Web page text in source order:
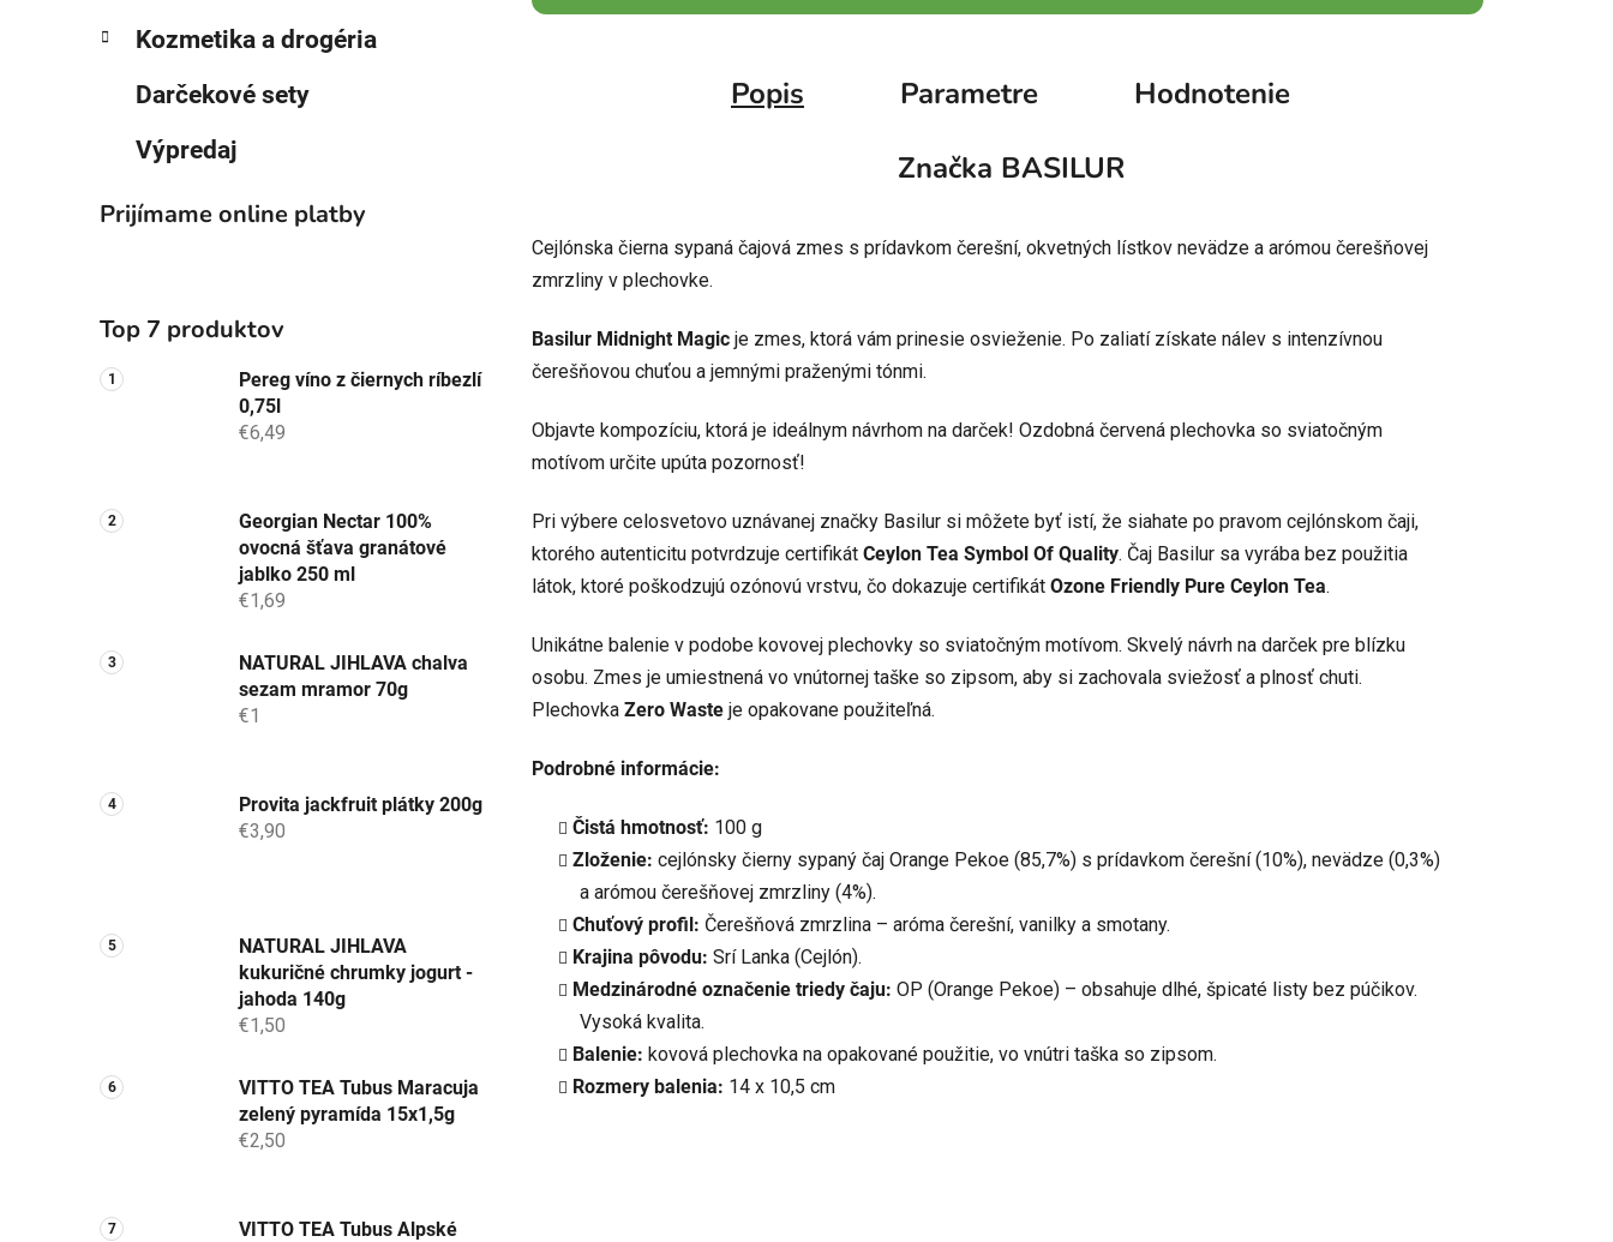
Kozmetika a drogéria
Darčekové sety
Výpredaj
Prijímame online platby
Top 7 produktov
Pereg víno z čiernych ríbezlí
0,75l
€6,49
Georgian Nectar 100%
ovocná šťava granátové
jablko 250 ml
€1,69
NATURAL JIHLAVA chalva
sezam mramor 70g
€1
Provita jackfruit plátky 200g
€3,90
NATURAL JIHLAVA
kukuričné chrumky jogurt -
jahoda 140g
€1,50
VITTO TEA Tubus Maracuja
zelený pyramída 15x1,5g
€2,50
VITTO TEA Tubus Alpské
Popis Parametre
Hodnotenie
Značka BASILUR
Cejlónska čierna sypaná čajová zmes s prídavkom čerešní, okvetných lístkov nevädze a arómou čerešňovej
zmrzliny v plechovke.
Basilur Midnight Magic je zmes, ktorá vám prinesie osvieženie. Po zaliatí získate nálev s intenzívnou
čerešňovou chuťou a jemnými praženými tónmi.
Objavte kompozíciu, ktorá je ideálnym návrhom na darček! Ozdobná červená plechovka so sviatočným
motívom určite upúta pozornosť!
Pri výbere celosvetovo uznávanej značky Basilur si môžete byť istí, že siahate po pravom cejlónskom čaji,
ktorého autenticitu potvrdzuje certifikát Ceylon Tea Symbol Of Quality. Čaj Basilur sa vyrába bez použitia
látok, ktoré poškodzujú ozónovú vrstvu, čo dokazuje certifikát Ozone Friendly Pure Ceylon Tea.
Unikátne balenie v podobe kovovej plechovky so sviatočným motívom. Skvelý návrh na darček pre blízku
osobu. Zmes je umiestnená vo vnútornej taške so zipsom, aby si zachovala sviežosť a plnosť chuti.
Plechovka Zero Waste je opakovane použiteľná.
Podrobné informácie:
Čistá hmotnosť: 100 g
Zloženie: cejlónsky čierny sypaný čaj Orange Pekoe (85,7%) s prídavkom čerešní (10%), nevädze (0,3%)
a arómou čerešňovej zmrzliny (4%).
Chuťový profil: Čerešňová zmrzlina – aróma čerešní, vanilky a smotany.
Krajina pôvodu: Srí Lanka (Cejlón).
Medzinárodné označenie triedy čaju: OP (Orange Pekoe) – obsahuje dlhé, špicaté listy bez púčikov.
Vysoká kvalita.
Balenie: kovová plechovka na opakované použitie, vo vnútri taška so zipsom.
Rozmery balenia: 14 x 10,5 cm